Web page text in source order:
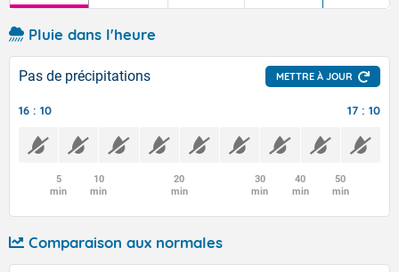
Pluie dans l'heure
Pas de précipitations METTRE À JOUR
16 : 10 17 : 10
5
min
10
min
20
min
30
min
40
min
50
min
Comparaison aux normales